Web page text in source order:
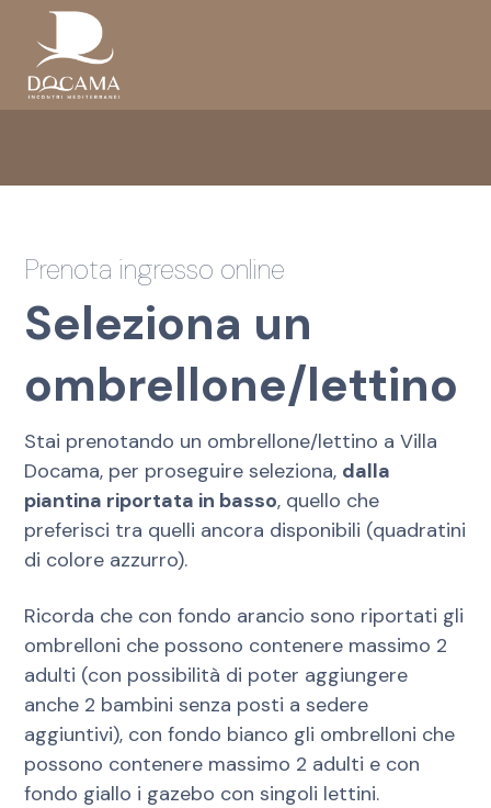
Prenota ingresso online
Seleziona un
ombrellone/lettino
Stai prenotando un ombrellone/lettino a Villa
Docama, per proseguire seleziona, dalla
piantina riportata in basso, quello che
preferisci tra quelli ancora disponibili (quadratini
di colore azzurro).
Ricorda che con fondo arancio sono riportati gli
ombrelloni che possono contenere massimo 2
adulti (con possibilità di poter aggiungere
anche 2 bambini senza posti a sedere
aggiuntivi), con fondo bianco gli ombrelloni che
possono contenere massimo 2 adulti e con
fondo giallo i gazebo con singoli lettini.